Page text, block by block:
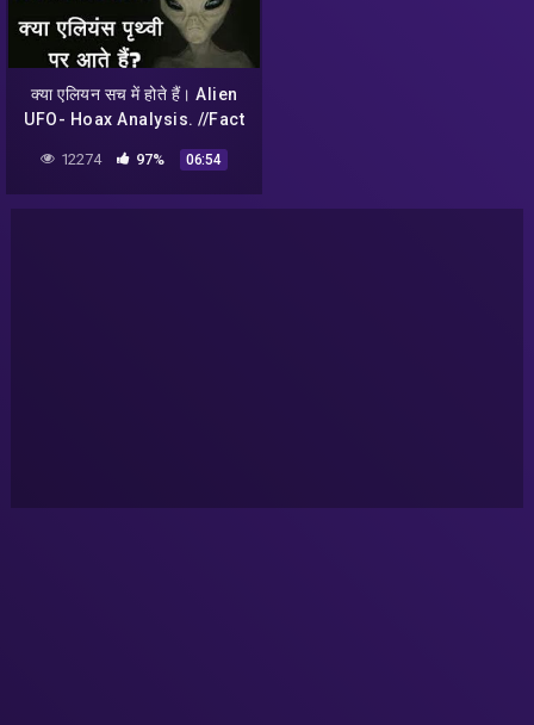
क्या एलियन सच में होते हैं। Alien
UFO- Hoax Analysis. //Fact
Alien.
12274 97% 06:54